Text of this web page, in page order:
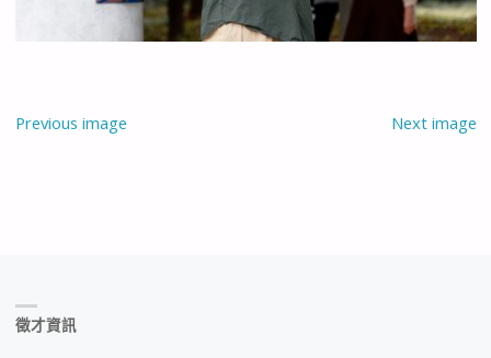
Previous image Next image
徵才資訊